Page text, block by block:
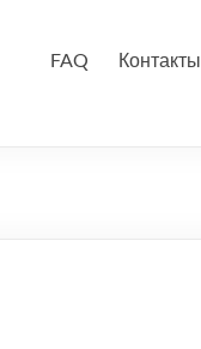
FAQ Контакты